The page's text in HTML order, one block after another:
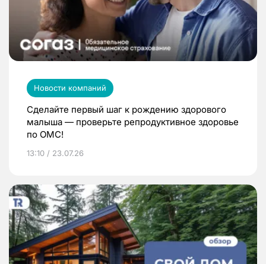
Новости компаний
Сделайте первый шаг к рождению здорового
малыша — проверьте репродуктивное здоровье
по ОМС!
13:10 / 23.07.26